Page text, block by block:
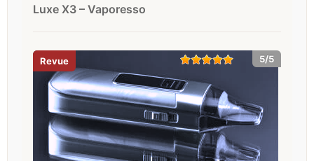
Luxe X3 – Vaporesso
5/5